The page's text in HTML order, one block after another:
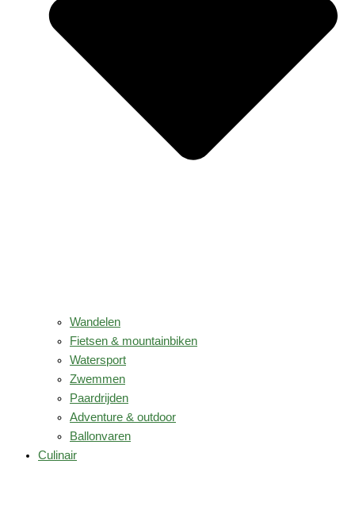
Wandelen
Fietsen & mountainbiken
Watersport
Zwemmen
Paardrijden
Adventure & outdoor
Ballonvaren
Culinair